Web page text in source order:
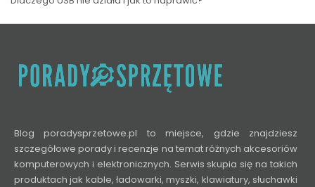
Blog poradysprzetowe.pl to miejsce, gdzie znajdziesz
szczegółowe porady i recenzje na temat różnych akcesoriów
komputerowych i elektronicznych. Serwis skupia się na takich
produktach jak kable, ładowarki, myszki, klawiatury, słuchawki